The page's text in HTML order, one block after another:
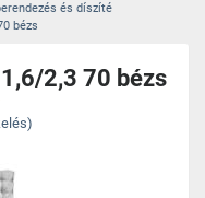
és díszíté
bézs
2,3 70 bézs